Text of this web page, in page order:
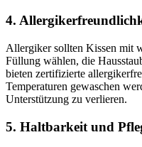
4.
Allergiker sollten Kissen mit
Füllung wählen, die
bieten zertifizierte
Temperaturen gewaschen
Unterstützung zu verlieren.
5. Haltbarkeit und